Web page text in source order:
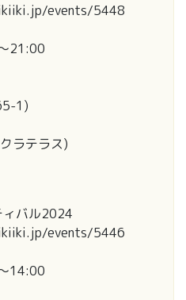
events/5448
21:00
1)
ラテラス)
ィバル2024
events/5446
14:00